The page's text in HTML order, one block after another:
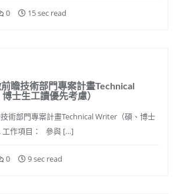
0 15 sec read
前瞻技術部門專案計畫Technical
士生工讀優先考慮）
術部門專案計畫Technical Writer（碩、博士
工作項目： 參與 […]
0 9 sec read